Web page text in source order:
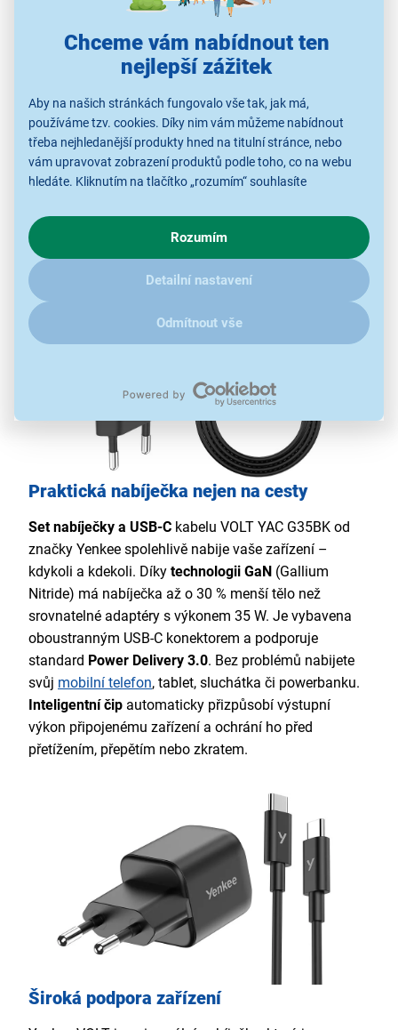
Chceme vám nabídnout ten
nejlepší zážitek
Aby na našich stránkách fungovalo vše tak, jak má,
používáme tzv. cookies. Díky nim vám můžeme nabídnout
třeba nejhledanější produkty hned na titulní stránce, nebo
vám upravovat zobrazení produktů podle toho, co na webu
hledáte. Kliknutím na tlačítko „rozumím“ souhlasíte
chování na webu pro zobrazení cílených reklam. Pokud vás
zajímají detaily, jak u nás s cookies a dalšími údaji pracujeme,
kliknětesem.
Rozumím
Detailní nastavení
Odmítnout vše
Set nabíječky a USB-C VOLT Yenkee YAC
set nabíječky 35 W a kabelu USB-C
technologie GaN (Gallium Nitride)
rychlé a univerzální nabíjení zařízení
výstup USB-C (Power Delivery 3.0)
ochrana inteligentním čipem proti přepětí
Praktická nabíječka nejen na cesty
Set nabíječky a USB-C kabelu VOLT YAC G35BK od
značky Yenkee spolehlivě nabije vaše zařízení –
kdykoli a kdekoli. Díky technologii GaN (Gallium
Nitride) má nabíječka až o 30 % menší tělo než
srovnatelné adaptéry s výkonem 35 W. Je vybavena
oboustranným USB-C konektorem a podporuje
standard Power Delivery 3.0. Bez problémů nabijete
svůj mobilní telefon, tablet, sluchátka či powerbanku.
Inteligentní čip automaticky přizpůsobí výstupní
výkon připojenému zařízení a ochrání ho před
přetížením, přepětím nebo zkratem.
Široká podpora zařízení